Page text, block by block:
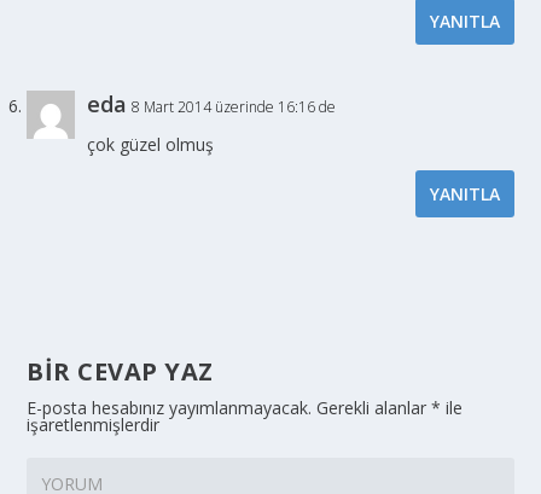
YANITLA
eda 8 Mart 2014 üzerinde 16:16 de
çok güzel olmuş
YANITLA
BIR CEVAP YAZ
E-posta hesabınız yayımlanmayacak. Gerekli alanlar* ile
işaretlenmişlerdir